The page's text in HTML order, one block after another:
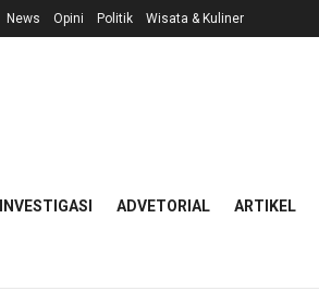
News Opini Politik Wisata & Kuliner
INVESTIGASI ADVETORIAL ARTIKEL